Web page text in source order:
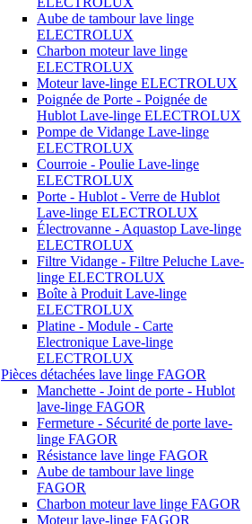
Aube de tambour lave linge
ELECTROLUX
Charbon moteur lave linge
ELECTROLUX
Moteur lave-linge ELECTROLUX
Poignée de Porte - Poignée de
Hublot Lave-linge ELECTROLUX
Pompe de Vidange Lave-linge
ELECTROLUX
Courroie - Poulie Lave-linge
ELECTROLUX
Porte - Hublot - Verre de Hublot
Lave-linge ELECTROLUX
Électrovanne - Aquastop Lave-linge
ELECTROLUX
Filtre Vidange - Filtre Peluche Lave-
linge ELECTROLUX
Boîte à Produit Lave-linge
ELECTROLUX
Platine - Module - Carte
Electronique Lave-linge
ELECTROLUX
Pièces détachées lave linge FAGOR
Manchette - Joint de porte - Hublot
lave-linge FAGOR
Fermeture - Sécurité de porte lave-
linge FAGOR
Résistance lave linge FAGOR
Aube de tambour lave linge
FAGOR
Charbon moteur lave linge FAGOR
Moteur lave-linge FAGOR